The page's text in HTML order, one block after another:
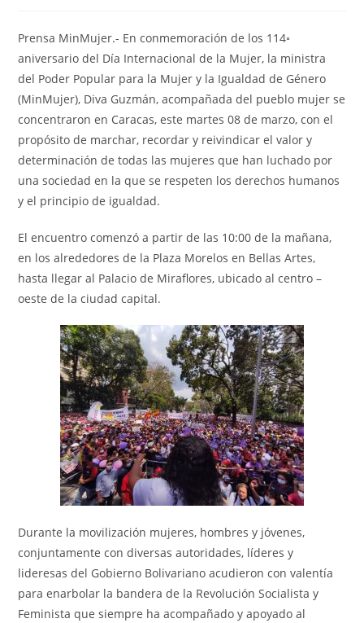
Prensa MinMujer.- En conmemoración de los 114◦
aniversario del Día Internacional de la Mujer, la ministra
del Poder Popular para la Mujer y la Igualdad de Género
(MinMujer), Diva Guzmán, acompañada del pueblo mujer se
concentraron en Caracas, este martes 08 de marzo, con el
propósito de marchar, recordar y reivindicar el valor y
determinación de todas las mujeres que han luchado por
una sociedad en la que se respeten los derechos humanos
y el principio de igualdad.
El encuentro comenzó a partir de las 10:00 de la mañana,
en los alrededores de la Plaza Morelos en Bellas Artes,
hasta llegar al Palacio de Miraflores, ubicado al centro –
oeste de la ciudad capital.
Durante la movilización mujeres, hombres y jóvenes,
conjuntamente con diversas autoridades, líderes y
lideresas del Gobierno Bolivariano acudieron con valentía
para enarbolar la bandera de la Revolución Socialista y
Feminista que siempre ha acompañado y apoyado al